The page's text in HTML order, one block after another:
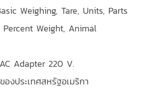
Weighing, Tare, Units, Parts
Percent Weight, Animal
Adapter 220 V.
งประเทศสหรัฐอเมริกา